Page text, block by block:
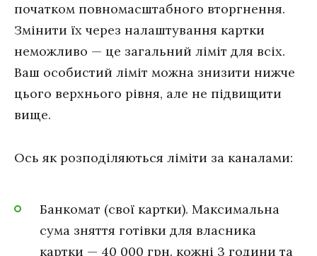
початком повномасштабного вторгнення.
Змінити їх через налаштування картки
неможливо — це загальний ліміт для всіх.
Ваш особистий ліміт можна знизити нижче
цього верхнього рівня, але не підвищити
вище.
Ось як розподіляються ліміти за каналами:
Банкомат (свої картки). Максимальна
сума зняття готівки для власника
картки — 40 000 грн. кожні 3 години та